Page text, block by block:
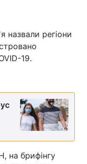
назвали регіони
19.
на брифінгу